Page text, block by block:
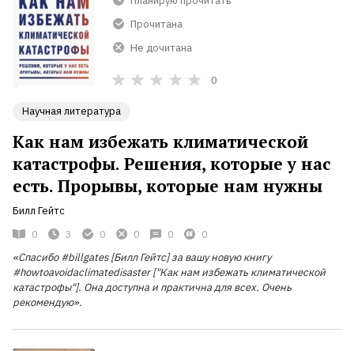
Прочитана
Не дочитана
0
Научная литература
Как нам избежать климатической
катастрофы. Решения, которые у нас
есть. Прорывы, которые нам нужны
Билл Гейтс
0
3 0 0 0
0
«Спасибо #billgates [Билл Гейтс] за вашу новую книгу
#howtoavoidaclimatedisaster ["Как нам избежать климатической
катастрофы"]. Она доступна и практична для всех. Очень
рекомендую».